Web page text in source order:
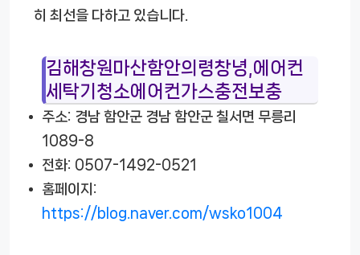
히 최선을 다하고 있습니다.
김해창원마산함안의령창녕,에어컨
세탁기청소에어컨가스충전보충
주소: 경남 함안군 경남 함안군 칠서면 무릉리
1089-8
전화: 0507-1492-0521
홈페이지:
https://blog.naver.com/wsko1004